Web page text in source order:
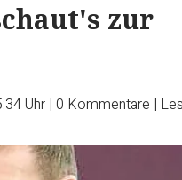
zur
Uhr | 0 Kommentare |